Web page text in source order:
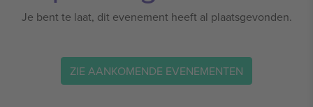
Je bent te laat, dit evenement heeft al plaatsgevonden.
ZIE AANKOMENDE EVENEMENTEN